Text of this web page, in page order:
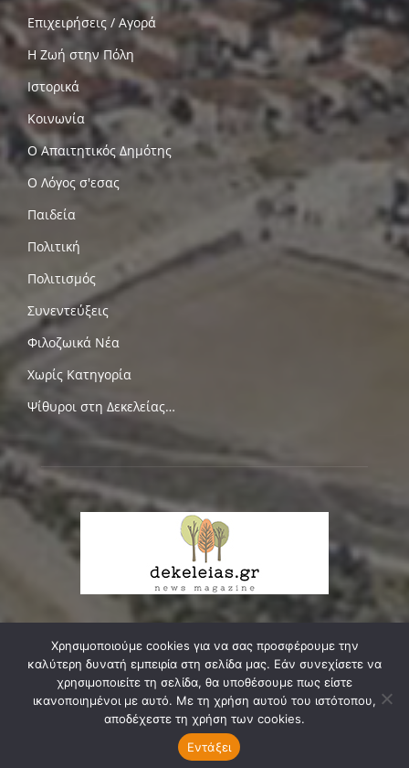
Επιχειρήσεις / Αγορά
Η Ζωή στην Πόλη
Ιστορικά
Κοινωνία
Ο Απαιτητικός Δημότης
Ο Λόγος σ'εσας
Παιδεία
Πολιτική
Πολιτισμός
Συνεντεύξεις
Φιλοζωικά Νέα
Χωρίς Κατηγορία
Ψίθυροι στη Δεκελείας…
ΣΧΕΤΙΚΑ ΜΕ ΕΜΑΣ
Δεκελείας, ο δικός μας δρόμος, κεντρική αρτηρία της
κοινωνικής, οικιστικής και πολιτιστικής μας ενότητας,
ζευγαρώνει τις δυο πάλαι ποτέ κοινότητες της Νέας
Φιλαδέλφειας και...Διαβάστε Περισσότερα ...
Χρησιμοποιούμε cookies για να σας προσφέρουμε την
καλύτερη δυνατή εμπειρία στη σελίδα μας. Εάν συνεχίσετε να
χρησιμοποιείτε τη σελίδα, θα υποθέσουμε πως είστε
ικανοποιημένοι με αυτό. Με τη χρήση αυτού του ιστότοπου,
αποδέχεστε τη χρήση των cookies.
Εντάξει